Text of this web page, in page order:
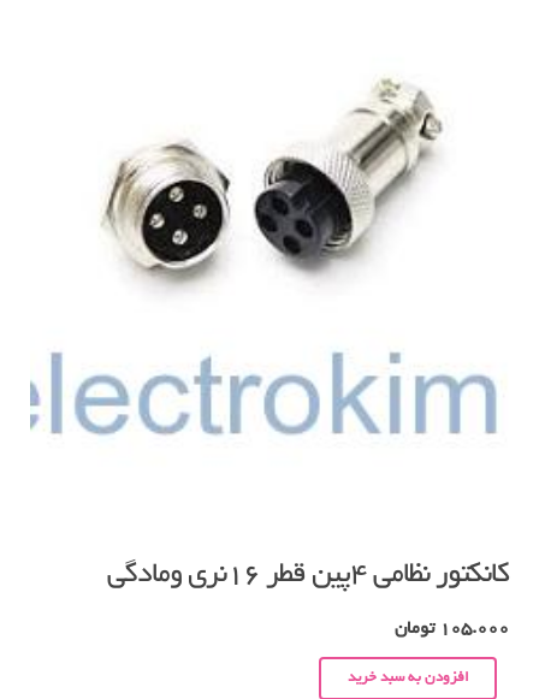
کانکتور نظامی ۴پین قطر ۱۶نری ومادگی
105.000 تومان
افزودن به سبد خرید